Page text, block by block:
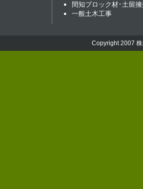
間知ブロック材･土留
一般土木工事
Copyright 2007